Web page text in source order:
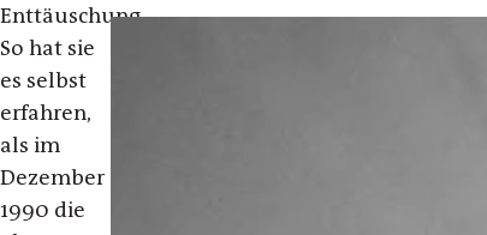
Enttäuschung.
So hat sie
es selbst
erfahren,
als im
Dezember
1990 die